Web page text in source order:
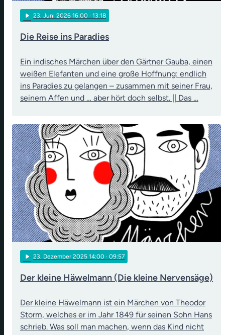
play_arrow 23. Juni 2026 16:00 · 13:18
Die Reise ins Paradies
Ein indisches Märchen über den Gärtner Gauba, einen
weißen Elefanten und eine große Hoffnung: endlich
ins Paradies zu gelangen – zusammen mit seiner Frau,
seinem Affen und … aber hört doch selbst. || Das …
play_arrow 23. Dezember 2025 14:00 · 09:57
Der kleine Häwelmann (Die kleine Nervensäge)
Der kleine Häwelmann ist ein Märchen von Theodor
Storm, welches er im Jahr 1849 für seinen Sohn Hans
schrieb. Was soll man machen, wenn das Kind nicht